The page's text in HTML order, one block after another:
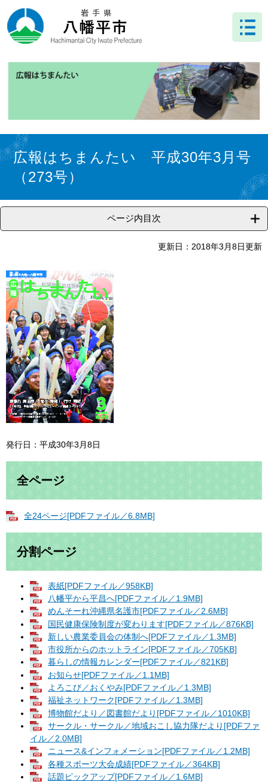
ー
ジ
ニ
ュ
文 広報はちまんたい 平成30年3月号
（273号）
ページ内目次
更新日：2018年3月8日更新
発行日：平成30年3月8日
全ページ
全24ページ[PDFファイル／6.8MB]
分割ページ
表紙[PDFファイル／958KB]
八幡平から平昌へ[PDFファイル／1.9MB]
めんそーれ沖縄県名護市[PDFファイル／2.6MB]
国民健康保険制度が変わります[PDFファイル／876KB]
新しい農業委員会の体制へ[PDFファイル／1.3MB]
市役所からのホットライン[PDFファイル／705KB]
暮らしの情報カレンダー[PDFファイル／821KB]
お知らせ[PDFファイル／1.1MB]
よろこび／おくやみ[PDFファイル／1.3MB]
福祉ネットワーク[PDFファイル／1.3MB]
博物館だより／図書館だより[PDFファイル／1010KB]
サークル・サークル／地域おこし協力隊だより[PDFファ
イル／2.0MB]
ニュース&インフォメーション[PDFファイル／1.2MB]
各種スポーツ大会成績[PDFファイル／364KB]
話題ピックアップ[PDFファイル／1.6MB]